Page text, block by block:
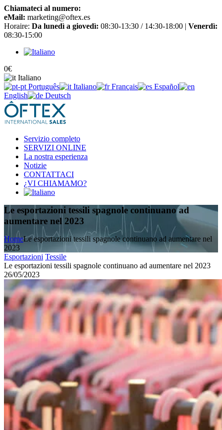
Chiamateci al numero:
eMail: marketing@oftex.es
Horaire: Da lunedì a giovedì: 08:30-13:30 / 14:30-18:00 | Venerdì:
08:30-15:00
0€
Italiano
Português
Italiano Français
Español
English
Deutsch
Servizio completo
SERVIZI ONLINE
La nostra esperienza
Notizie
CONTATTACI
¿VI CHIAMAMO?
Le esportazioni tessili spagnole continuano ad
aumentare nel 2023
HomeLe esportazioni tessili spagnole continuano ad aumentare nel
2023
Esportazioni Tessile
Le esportazioni tessili spagnole continuano ad aumentare nel 2023
26/05/2023